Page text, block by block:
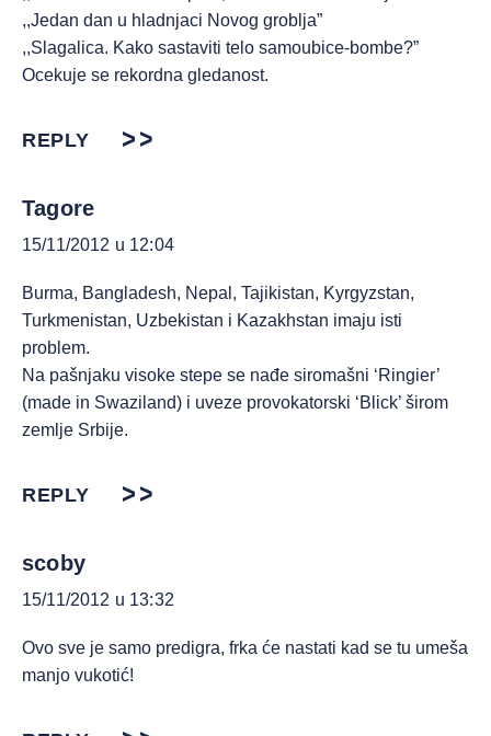
,,Jedan dan u hladnjaci Novog groblja”
,,Slagalica. Kako sastaviti telo samoubice-bombe?”
Ocekuje se rekordna gledanost.
REPLY
Tagore
15/11/2012 u 12:04
Burma, Bangladesh, Nepal, Tajikistan, Kyrgyzstan,
Turkmenistan, Uzbekistan i Kazakhstan imaju isti
problem.
Na pašnjaku visoke stepe se nađe siromašni ‘Ringier’
(made in Swaziland) i uveze provokatorski ‘Blick’ širom
zemlje Srbije.
REPLY
scoby
15/11/2012 u 13:32
Ovo sve je samo predigra, frka će nastati kad se tu umeša
manjo vukotić!